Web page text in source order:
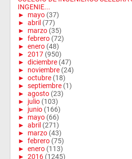
INGENIE...
► mayo (37)
► abril (77)
► marzo (35)
► febrero (72)
► enero (48)
► 2017 (950)
► diciembre (47)
► noviembre (24)
► octubre (18)
► septiembre (1)
► agosto (23)
► julio (103)
► junio (166)
► mayo (66)
► abril (271)
► marzo (43)
► febrero (75)
► enero (113)
► 2016 (1245)